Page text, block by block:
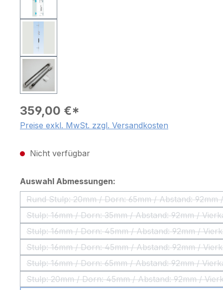
359,00 €*
Preise exkl. MwSt. zzgl. Versandkosten
Nicht verfügbar
Auswahl Abmessungen:
Rund Stulp: 20mm / Dorn:
(Diese Option
Stulp: 16mm / Dorn: 35mm / Abstand:
(Diese Option ist
Stulp: 16mm / Dorn: 45mm / Abstand:
(Diese Option ist
Stulp: 16mm / Dorn: 45mm / Abstand:
(Diese Option ist
Stulp: 16mm / Dorn: 65mm / Abstand:
(Diese Option ist
(Diese Option ist